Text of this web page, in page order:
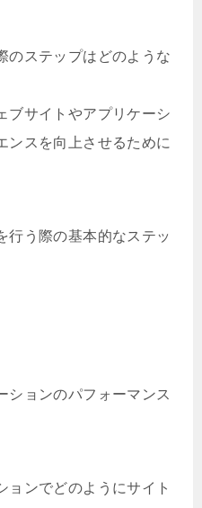
のステップはどのような
ブサイトやアプリケーシ
ンスを向上させるために
行う際の基本的なステッ
ションのパフォーマンス
ョンでどのようにサイト